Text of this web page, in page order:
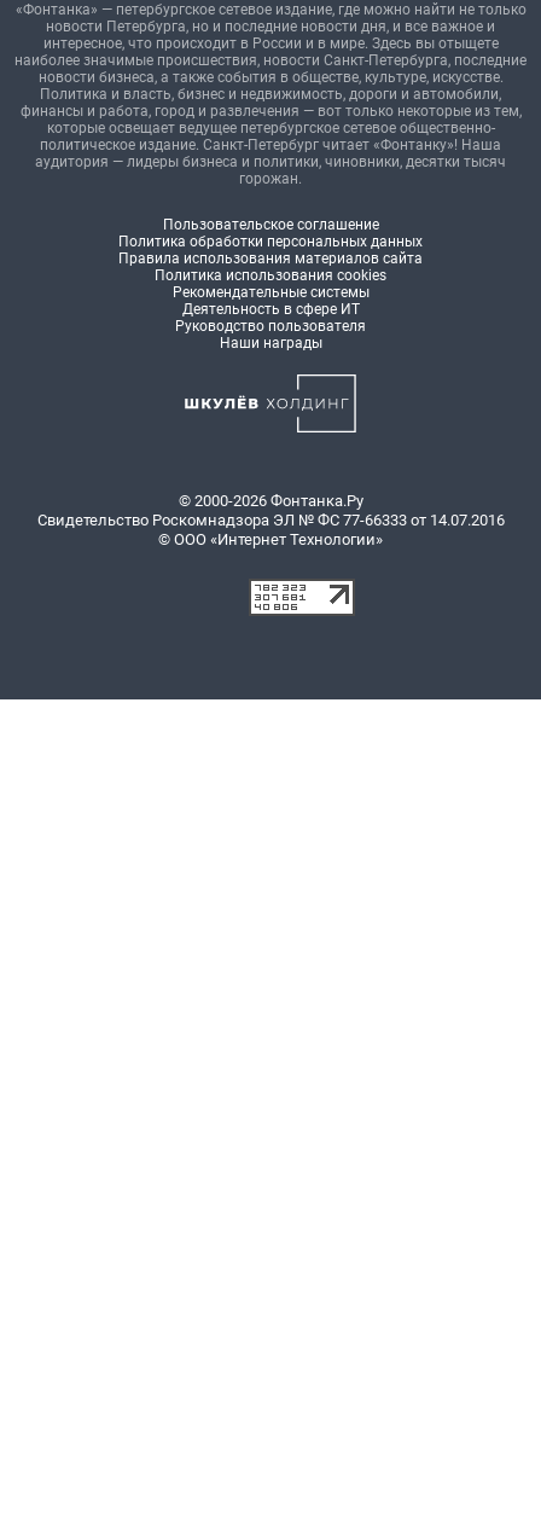
«Фонтанка» — петербургское сетевое издание, где можно найти не только
новости Петербурга, но и последние новости дня, и все важное и
интересное, что происходит в России и в мире. Здесь вы отыщете
наиболее значимые происшествия, новости Санкт-Петербурга, последние
новости бизнеса, а также события в обществе, культуре, искусстве.
Политика и власть, бизнес и недвижимость, дороги и автомобили,
финансы и работа, город и развлечения — вот только некоторые из тем,
которые освещает ведущее петербургское сетевое общественно-
политическое издание. Санкт-Петербург читает «Фонтанку»! Наша
аудитория — лидеры бизнеса и политики, чиновники, десятки тысяч
горожан.
Пользовательское соглашение
Политика обработки персональных данных
Правила использования материалов сайта
Политика использования cookies
Рекомендательные системы
Деятельность в сфере ИТ
Руководство пользователя
Наши награды
© 2000-2026 Фонтанка.Ру
Свидетельство Роскомнадзора ЭЛ № ФС 77-66333 от 14.07.2016
© ООО «Интернет Технологии»